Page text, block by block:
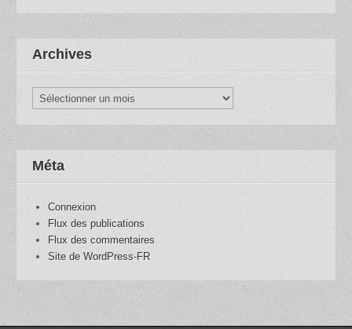
Archives
Archives
Méta
Connexion
Flux des publications
Flux des commentaires
Site de WordPress-FR